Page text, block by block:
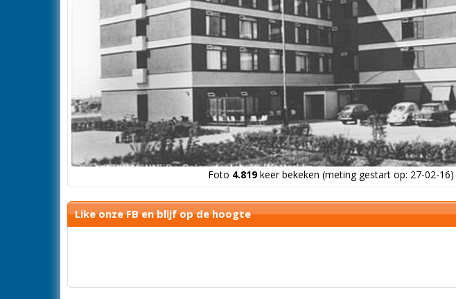
Foto 4.819keer bekeken (meting gestart op: 27-02-16)
Like onze FB en blijf op de hoogte